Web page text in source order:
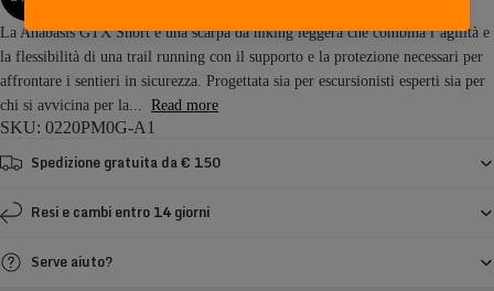
La Anabasis GTX Short è una scarpa da hiking leggera che combina l’agilità e
la flessibilità di una trail running con il supporto e la protezione necessari per
affrontare i sentieri in sicurezza. Progettata sia per escursionisti esperti sia per
chi si avvicina per la... Read more
SKU: 0220PM0G-A1
Spedizione gratuita da € 150
Resi e cambi entro 14 giorni
Serve aiuto?